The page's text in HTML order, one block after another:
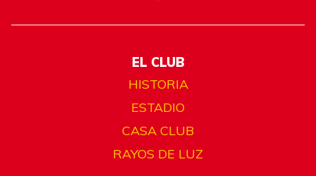
EL CLUB
HISTORIA
ESTADIO
CASA CLUB
RAYOS DE LUZ